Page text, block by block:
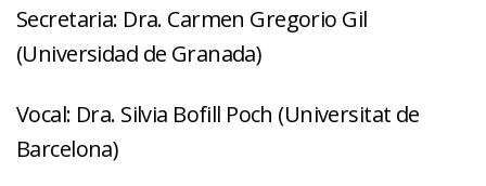
Secretaria: Dra. Carmen Gregorio Gil
(Universidad de Granada)
Vocal: Dra. Silvia Bofill Poch (Universitat de
Barcelona)